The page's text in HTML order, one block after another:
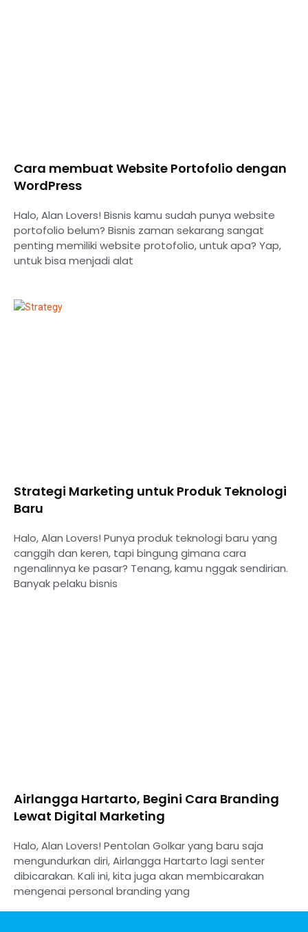
Cara membuat Website Portofolio dengan
WordPress
Halo, Alan Lovers! Bisnis kamu sudah punya website
portofolio belum? Bisnis zaman sekarang sangat
penting memiliki website protofolio, untuk apa? Yap,
untuk bisa menjadi alat
Strategi Marketing untuk Produk Teknologi
Baru
Halo, Alan Lovers! Punya produk teknologi baru yang
canggih dan keren, tapi bingung gimana cara
ngenalinnya ke pasar? Tenang, kamu nggak sendirian.
Banyak pelaku bisnis
Airlangga Hartarto, Begini Cara Branding
Lewat Digital Marketing
Halo, Alan Lovers! Pentolan Golkar yang baru saja
mengundurkan diri, Airlangga Hartarto lagi senter
dibicarakan. Kali ini, kita juga akan membicarakan
mengenai personal branding yang